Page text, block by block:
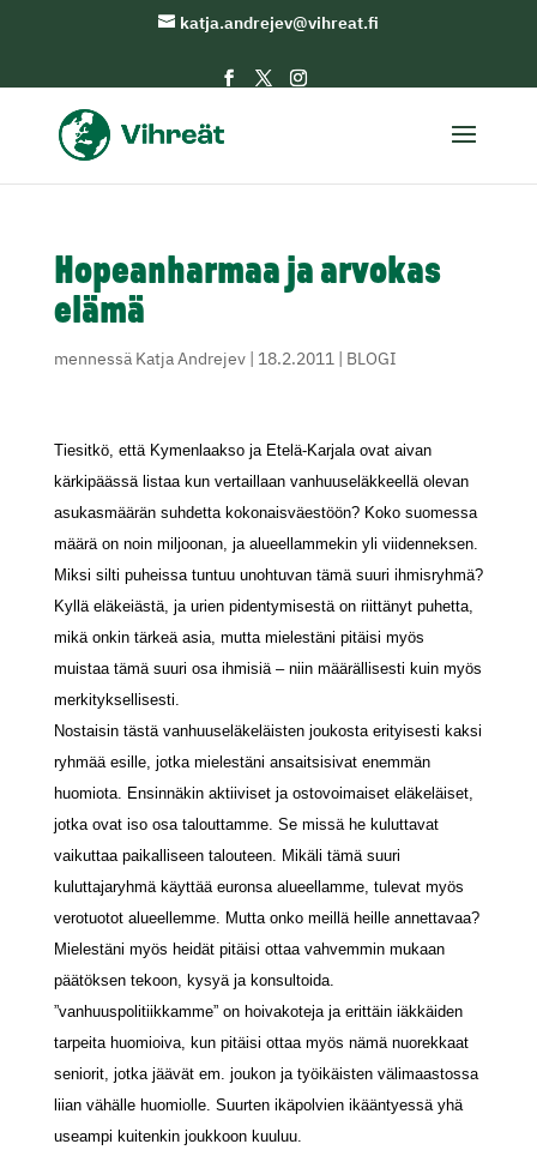
katja.andrejev@vihreat.fi
Hopeanharmaa ja arvokas
elämä
mennessä Katja Andrejev| 18.2.2011 | BLOGI
Tiesitkö, että Kymenlaakso ja Etelä-Karjala ovat aivan
kärkipäässä listaa kun vertaillaan vanhuuseläkkeellä olevan
asukasmäärän suhdetta kokonaisväestöön? Koko suomessa
määrä on noin miljoonan, ja alueellammekin yli viidenneksen.
Miksi silti puheissa tuntuu unohtuvan tämä suuri ihmisryhmä?
Kyllä eläkeiästä, ja urien pidentymisestä on riittänyt puhetta,
mikä onkin tärkeä asia, mutta mielestäni pitäisi myös
muistaa tämä suuri osa ihmisiä – niin määrällisesti kuin myös
merkityksellisesti.
Nostaisin tästä vanhuuseläkeläisten joukosta erityisesti kaksi
ryhmää esille, jotka mielestäni ansaitsisivat enemmän
huomiota. Ensinnäkin aktiiviset ja ostovoimaiset eläkeläiset,
jotka ovat iso osa talouttamme. Se missä he kuluttavat
vaikuttaa paikalliseen talouteen. Mikäli tämä suuri
kuluttajaryhmä käyttää euronsa alueellamme, tulevat myös
verotuotot alueellemme. Mutta onko meillä heille annettavaa?
Mielestäni myös heidät pitäisi ottaa vahvemmin mukaan
päätöksen tekoon, kysyä ja konsultoida.
”vanhuuspolitiikkamme” on hoivakoteja ja erittäin iäkkäiden
tarpeita huomioiva, kun pitäisi ottaa myös nämä nuorekkaat
seniorit, jotka jäävät em. joukon ja työikäisten välimaastossa
liian vähälle huomiolle. Suurten ikäpolvien ikääntyessä yhä
useampi kuitenkin joukkoon kuuluu.